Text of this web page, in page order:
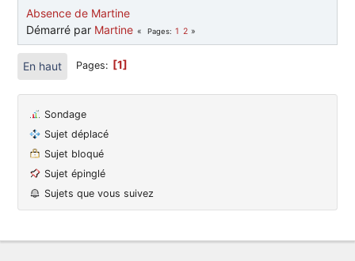
Absence de Martine
Démarré par Martine Pages 1 2
En haut Pages 1
Sondage
Sujet déplacé
Sujet bloqué
Sujet épinglé
Sujets que vous suivez